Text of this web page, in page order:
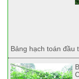
Bảng hạch toán đầu